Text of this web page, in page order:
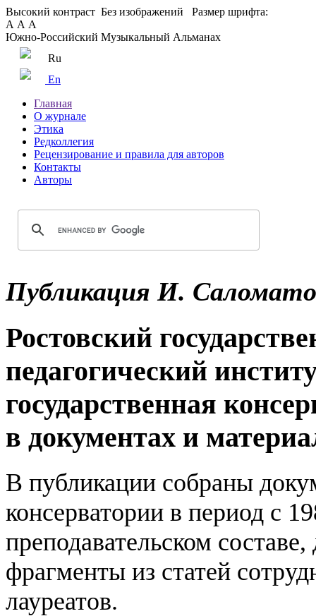
Высокий контраст Без изображений
Размер шрифта:
А А А
Южно-Российский Музыкальный Альманах
Ru
En
Главная
О журнале
Этика
Редколлегия
Рецензирование и правила для авторов
Контакты
Авторы
Публикация И.
Ростовский
педагогический
государственная
в документах и
В публикации собраны
консерватории в период с
преподавательском
фрагменты из статей
лауреатов.